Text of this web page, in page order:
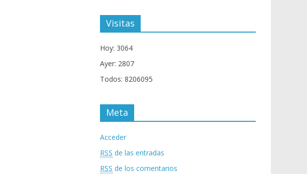
Visitas
Hoy: 3064
Ayer: 2807
Todos: 8206095
Meta
Acceder
RSS de las entradas
RSS de los comentarios